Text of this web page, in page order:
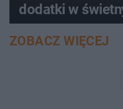
dodatki w
ZOBACZ WIĘCEJ